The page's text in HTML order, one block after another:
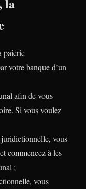
paierie
votre banque d’un
afin de vous
Si vous voulez
juridictionnelle, vous
commencez à les
;
vous